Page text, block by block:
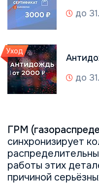
ГРМ
синхронизирует
работы этих
причиной
до
Уход
до